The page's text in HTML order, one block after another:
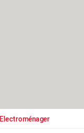
Electroménager